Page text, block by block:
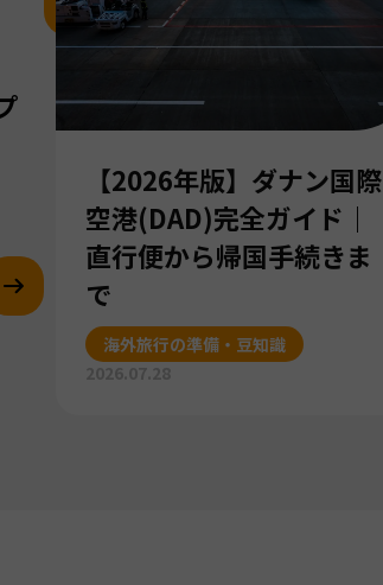
【2026年版】ダナン国際
空港(DAD)完全ガイド｜
直行便から帰国手続きま
で
海外旅行の準備・豆知識